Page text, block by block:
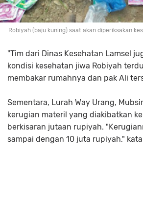
Robiyah (baju kuning) saat akan diperiksakan
"Tim dari Dinas Kesehatan Lamsel
kondisi kesehatan jiwa Robiyah
membakar rumahnya dan pak Ali
Sementara, Lurah Way Urang,
kerugian materil yang diakibatkan
berkisaran jutaan rupiyah.
sampai dengan 10 juta rupiyah,"